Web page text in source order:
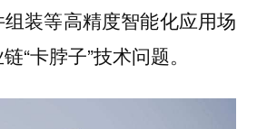
装等高精度智能化应用场
“卡脖子”技术问题。